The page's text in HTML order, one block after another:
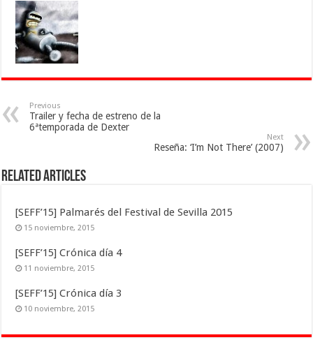
Previous
Trailer y fecha de estreno de la
6ªtemporada de Dexter
Next
Reseña: ‘I’m Not There’ (2007)
Related Articles
[SEFF’15] Palmarés del Festival de Sevilla 2015
15 noviembre, 2015
[SEFF’15] Crónica día 4
11 noviembre, 2015
[SEFF’15] Crónica día 3
10 noviembre, 2015